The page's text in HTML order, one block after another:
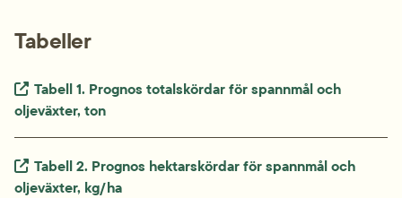
Tabeller
Extern länk.
Tabell 1. Prognos totalskördar för spannmål och
oljeväxter, ton
Extern länk.
Tabell 2. Prognos hektarskördar för spannmål och
oljeväxter, kg/ha